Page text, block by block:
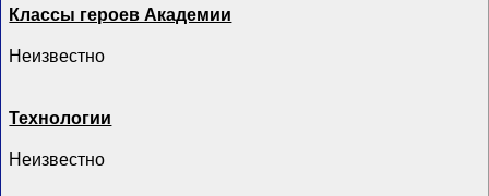
Классы героев Академии
Неизвестно
Технологии
Неизвестно